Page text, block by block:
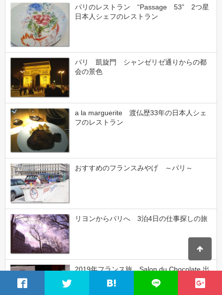
パリのレストラン “Passage 53” 2つ星
日本人シェフのレストラン
パリ 凱旋門 シャンゼリゼ通りからの都
会の景色
a la marguerite 渡仏歴33年の日本人シェ
フのレストラン
おすすめのフランスみやげ ～パリ～
リヨンからパリへ 3泊4日の仕事探しの旅
2019年フランス旅 Salon du Chocolate 出
店のお手伝い経験！